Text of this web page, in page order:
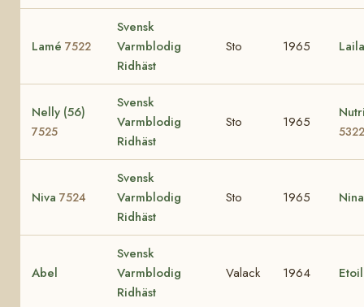
Lamé 7522
Svensk
Varmblodig
Ridhäst
Sto 1965
Nelly (56)
7525
Svensk
Varmblodig
Ridhäst
Sto 1965
5322
Niva 7524
Svensk
Varmblodig
Ridhäst
Sto 1965
Abel
Svensk
Varmblodig
Ridhäst
Valack 1964